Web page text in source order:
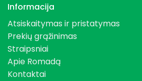
Informacija
Atsiskaitymas ir pristatymas
Prekių grąžinimas
Straipsniai
Apie Romadą
Kontaktai